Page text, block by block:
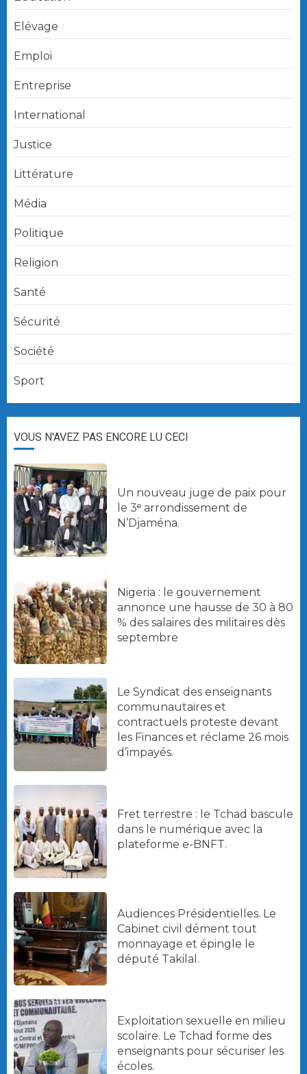
Elévage
Emploi
Entreprise
International
Justice
Littérature
Média
Politique
Religion
Santé
Sécurité
Société
Sport
VOUS N'AVEZ PAS ENCORE LU CECI
Un nouveau juge de paix pour
le 3ᵉ arrondissement de
N’Djaména.
Nigeria : le gouvernement
annonce une hausse de 30 à 80
% des salaires des militaires dès
septembre
Le Syndicat des enseignants
communautaires et
contractuels proteste devant
les Finances et réclame 26 mois
d’impayés.
Fret terrestre : le Tchad bascule
dans le numérique avec la
plateforme e-BNFT.
Audiences Présidentielles. Le
Cabinet civil dément tout
monnayage et épingle le
député Takilal.
Exploitation sexuelle en milieu
scolaire. Le Tchad forme des
enseignants pour sécuriser les
écoles.